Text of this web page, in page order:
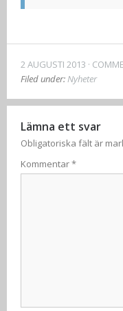
2 AUGUSTI 2013
Filed under:Nyheter
Lämna ett svar
Obligatoriska fält är
Kommentar*